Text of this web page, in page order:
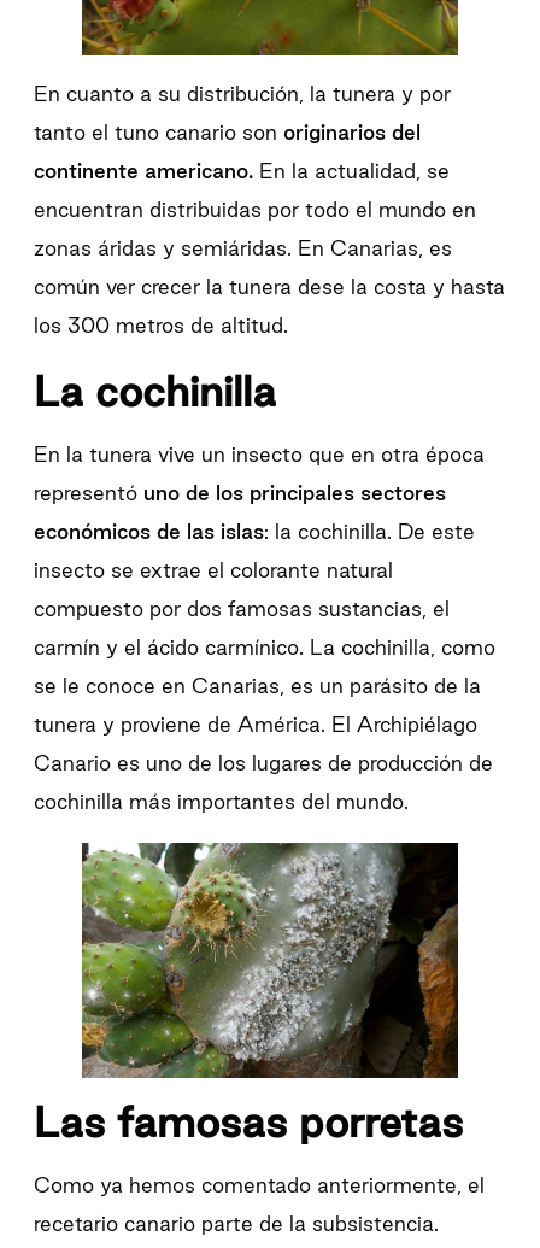
En cuanto a su distribución, la tunera y por
tanto el tuno canario son originarios del
continente americano. En la actualidad, se
encuentran distribuidas por todo el mundo en
zonas áridas y semiáridas. En Canarias, es
común ver crecer la tunera dese la costa y hasta
los 300 metros de altitud.
La cochinilla
En la tunera vive un insecto que en otra época
representó uno de los principales sectores
económicos de las islas: la cochinilla. De este
insecto se extrae el colorante natural
compuesto por dos famosas sustancias, el
carmín y el ácido carmínico. La cochinilla, como
se le conoce en Canarias, es un parásito de la
tunera y proviene de América. El Archipiélago
Canario es uno de los lugares de producción de
cochinilla más importantes del mundo.
Las famosas porretas
Como ya hemos comentado anteriormente, el
recetario canario parte de la subsistencia.